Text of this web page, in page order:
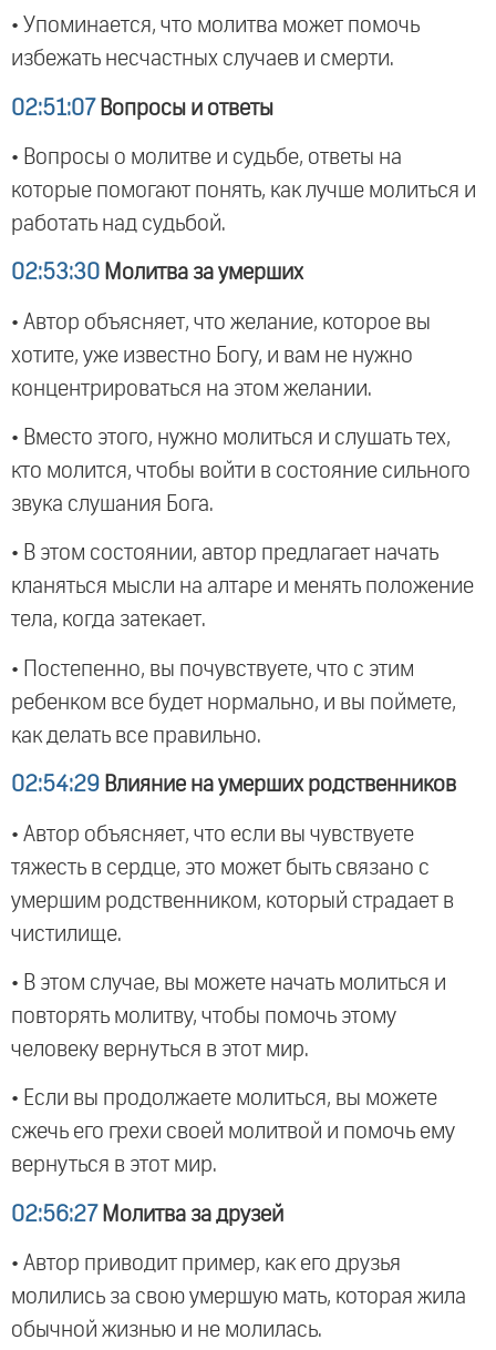
• Упоминается, что молитва может помочь
избежать несчастных случаев и смерти.
02:51:07 Вопросы и ответы
• Вопросы о молитве и судьбе, ответы на
которые помогают понять, как лучше молиться и
работать над судьбой.
02:53:30 Молитва за умерших
• Автор объясняет, что желание, которое вы
хотите, уже известно Богу, и вам не нужно
концентрироваться на этом желании.
• Вместо этого, нужно молиться и слушать тех,
кто молится, чтобы войти в состояние сильного
звука слушания Бога.
• В этом состоянии, автор предлагает начать
кланяться мысли на алтаре и менять положение
тела, когда затекает.
• Постепенно, вы почувствуете, что с этим
ребенком все будет нормально, и вы поймете,
как делать все правильно.
02:54:29 Влияние на умерших родственников
• Автор объясняет, что если вы чувствуете
тяжесть в сердце, это может быть связано с
умершим родственником, который страдает в
чистилище.
• В этом случае, вы можете начать молиться и
повторять молитву, чтобы помочь этому
человеку вернуться в этот мир.
• Если вы продолжаете молиться, вы можете
сжечь его грехи своей молитвой и помочь ему
вернуться в этот мир.
02:56:27 Молитва за друзей
• Автор приводит пример, как его друзья
молились за свою умершую мать, которая жила
обычной жизнью и не молилась.